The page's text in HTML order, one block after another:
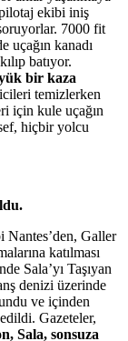
ekibi iniş
7000 fit
uçağın kanadı
batıyor.
bir kaza
temizlerken
için kule uçağın
hiçbir yolcu
Galler
katılması
Sala’yı Taşıyan
denizi üzerinde
ve içinden
Gazeteler,
Sala, sonsuza